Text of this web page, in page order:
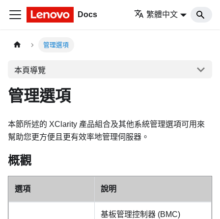
Docs 繁體中文
管理選項
本頁導覽
管理選項
本節所述的 XClarity 產品組合及其他系統管理選項可用來
幫助您更方便且更有效率地管理伺服器。
概觀
選項 說明
基板管理控制器 (BMC)